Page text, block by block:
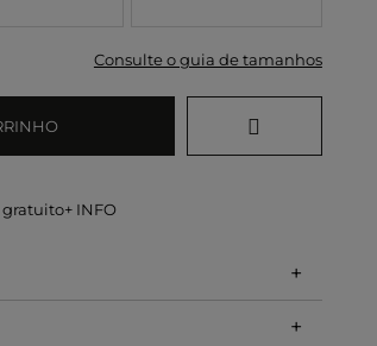
Consulte o guia de tamanhos
gratuito+ INFO
+
+